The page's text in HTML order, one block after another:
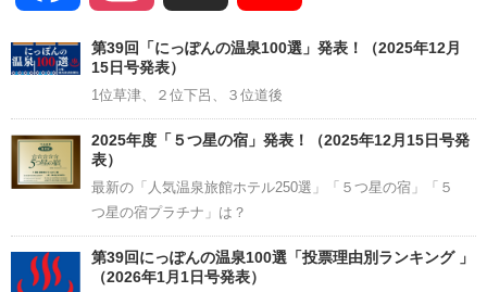
Channel
第39回「にっぽんの温泉100選」発表！（2025年12月
15日号発表）
1位草津、２位下呂、３位道後
2025年度「５つ星の宿」発表！（2025年12月15日号発
表）
最新の「人気温泉旅館ホテル250選」「５つ星の宿」「５
つ星の宿プラチナ」は？
第39回にっぽんの温泉100選「投票理由別ランキング 」
（2026年1月1日号発表）